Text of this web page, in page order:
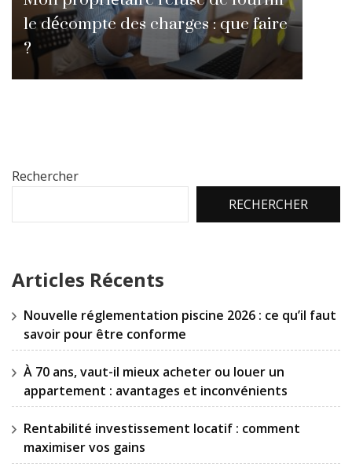
le décompte des charges : que faire
?
Rechercher
RECHERCHER
Articles Récents
Nouvelle réglementation piscine 2026 : ce qu’il faut
savoir pour être conforme
À 70 ans, vaut-il mieux acheter ou louer un
appartement : avantages et inconvénients
Rentabilité investissement locatif : comment
maximiser vos gains